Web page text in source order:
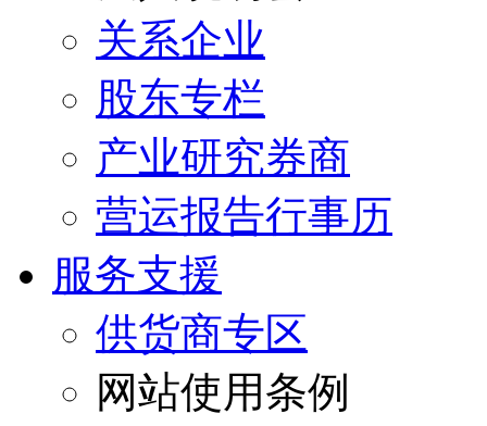
关系企业
股东专栏
产业研究券商
营运报告行事历
服务支援
供货商专区
网站使用条例